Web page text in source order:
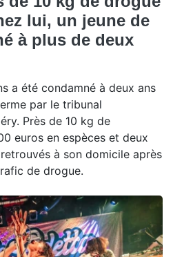
lui, un jeune de
à plus de deux
a été condamné à deux ans
par le tribunal
Près de 10 kg de
euros en espèces et deux
à son domicile après
de drogue.